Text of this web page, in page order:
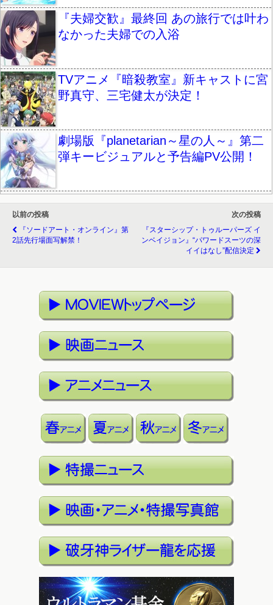
『夫婦交歓』最終回 あの旅行では叶わ
なかった夫婦での入浴
TVアニメ『暗殺教室』新キャストに宮
野真守、三宅健太が決定！
劇場版『planetarian～星の人～』第二
弾キービジュアルと予告編PV公開！
以前の投稿
『ソードアート・オンライン』第
2話先行場面写解禁！
次の投稿
『スターシップ・トゥルーパーズ イ
ンベイジョン』“パワードスーツの深
イイはなし”配信決定